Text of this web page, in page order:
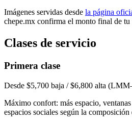
Imágenes servidas desde la página
chepe.mx confirma el monto final de tu
Clases de servicio
Primera clase
Desde $5,700 baja / $6,800 alta
Máximo confort: más espacio,
espacios sociales según la composición